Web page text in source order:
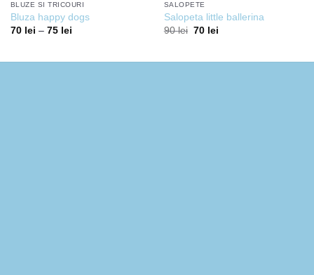
BLUZE SI TRICOURI
Bluza happy dogs
70 lei – 75 lei
SALOPETE
Salopeta little ballerina
90lei Pretul
70 leiPretul